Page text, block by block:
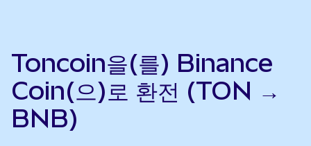
Toncoin을(를) Binance
Coin(으)로 환전 (TON →
BNB)